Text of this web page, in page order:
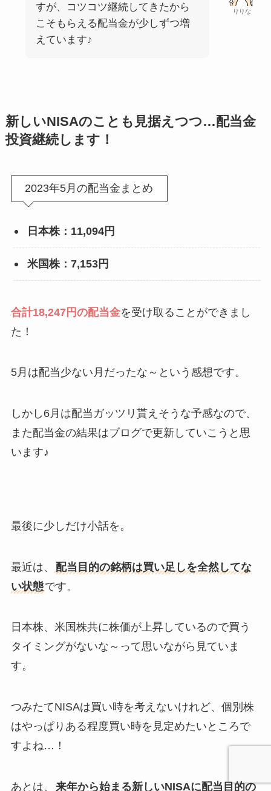
りりな
すが、コツコツ継続してきたから
こそもらえる配当金が少しずつ増
えています♪
新しいNISAのことも見据えつつ…配当金
投資継続します！
2023年5月の配当金まとめ
日本株：11,094円
米国株：7,153円
合計18,247円の配当金を受け取ることができまし
た！
5月は配当少ない月だったな～という感想です。
しかし6月は配当ガッツリ貰えそうな予感なので、
また配当金の結果はブログで更新していこうと思
います♪
最後に少しだけ小話を。
最近は、
配当目的の銘柄は買い足しを全然してな
い状態です。
日本株、米国株共に株価が上昇しているので買う
タイミングがないな～って思いながら見ていま
す。
つみたてNISAは買い時を考えないけれど、個別株
はやっぱりある程度買い時を見定めたいところで
すよね…！
あとは、 来年から始まる新しいNISAに配当目的の